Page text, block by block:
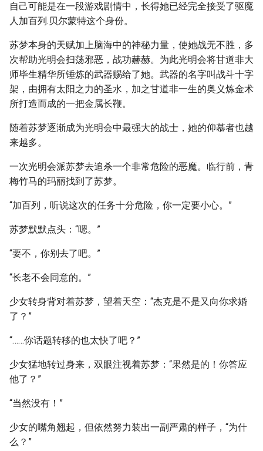
自己可能是在一段游戏剧情中，长得她已经完全接受了驱魔
人加百列.贝尔蒙特这个身份。
苏梦本身的天赋加上脑海中的神秘力量，使她战无不胜，多
次帮助光明会扫荡邪恶，战功赫赫。为此光明会将甘道非大
师毕生精华所锤炼的武器赐给了她。武器的名字叫战斗十字
架，由拥有太阳之力的圣水，加之甘道非一生的奥义炼金术
所打造而成的一把金属长鞭。
随着苏梦逐渐成为光明会中最强大的战士，她的仰慕者也越
来越多。
一次光明会派苏梦去追杀一个非常危险的恶魔。临行前，青
梅竹马的玛丽找到了苏梦。
“加百列，听说这次的任务十分危险，你一定要小心。”
苏梦默默点头：“嗯。”
“要不，你别去了吧。”
“长老不会同意的。”
少女转身背对着苏梦，望着天空：“杰克是不是又向你求婚
了？”
“……你话题转移的也太快了吧？”
少女猛地转过身来，双眼注视着苏梦：“果然是的！你答应
他了？”
“当然没有！”
少女的嘴角翘起，但依然努力装出一副严肃的样子，“为什
么？”